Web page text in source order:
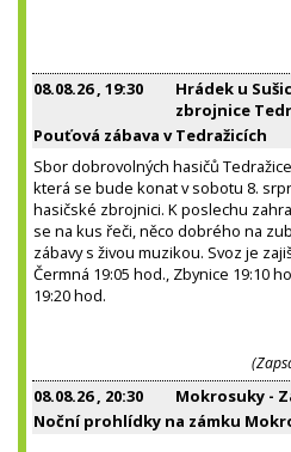
08.08.26, 19:30
Hrádek u
zbrojnice
Pouťová zábava v Tedražicích
Sbor dobrovolných hasičů
která se bude konat v sobotu 8.
hasičské zbrojnici. K poslechu
se na kus řeči, něco dobrého na
zábavy s živou muzikou. Svoz je
Čermná 19:05 hod., Zbynice 19:10
19:20 hod.
08.08.26, 20:30
Mokrosuky -
Noční prohlídky na zámku